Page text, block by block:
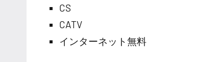
CS
CATV
インターネット無料